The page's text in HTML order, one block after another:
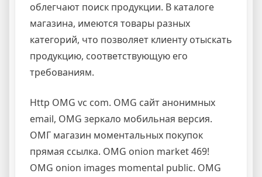
облегчают поиск продукции. В каталоге
магазина, имеются товары разных
категорий, что позволяет клиенту отыскать
продукцию, соответствующую его
требованиям.
Http OMG vc com. OMG сайт анонимных
email, OMG зеркало мобильная версия.
ОМГ магазин моментальных покупок
прямая ссылка. OMG onion market 469!
OMG onion images momental public. OMG